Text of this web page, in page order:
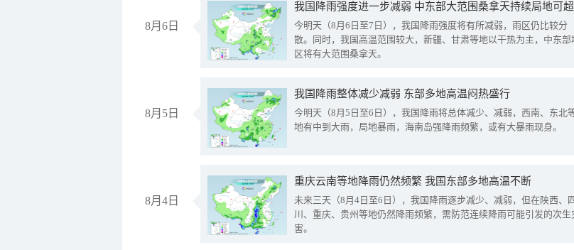
8月6日
今明天（8月6日至7日），我国降雨强度将有所减弱，雨区仍比较分
散。同时，我国高温范围较大，新疆、甘肃等地以干热为主，中东部
区将有大范围桑拿天。
8月5日
我国降雨整体减少减弱 东部多地高温闷热盛行
今明天（8月5日至6日），我国降雨将总体减少、减弱，西南、东北
地有中到大雨，局地暴雨，海南岛强降雨频繁，或有大暴雨现身。
8月4日
重庆云南等地降雨仍然频繁 我国东部多地高温不断
未来三天（8月4日至6日），我国降雨逐步减少、减弱，但在陕西、
川、重庆、贵州等地仍然降雨频繁，需防范连续降雨可能引发的次生
害。